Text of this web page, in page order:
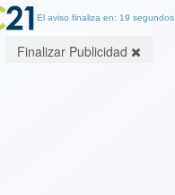
El aviso finaliza en: 19 segundos.
Finalizar Publicidad